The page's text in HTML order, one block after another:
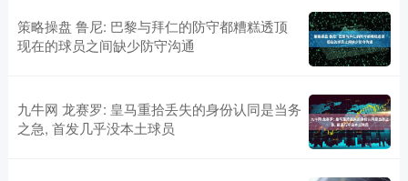
策略操盘 鲁尼: 巴黎与拜仁的防守都糟糕透顶
现在的球员之间缺少防守沟通
九牛网 龙赛罗: 皇马重拾丢失的身份认同是当务
之急, 首发几乎没本土球员